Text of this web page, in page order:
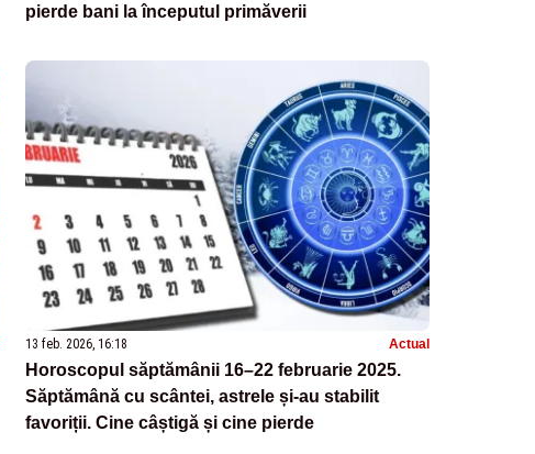
pierde bani la începutul primăverii
13 feb. 2026, 16:18 Actual
Horoscopul săptămânii 16–22 februarie 2025.
Săptămână cu scântei, astrele și-au stabilit
favoriții. Cine câștigă și cine pierde